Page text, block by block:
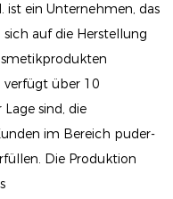
Sie 24-
Finish mit
leicht und
Abdeckung,
Angereichert mit
ist ein Unternehmen, das
auf die Herstellung
verfügt über 10
sind, die
im Bereich puder-
Die Produktion